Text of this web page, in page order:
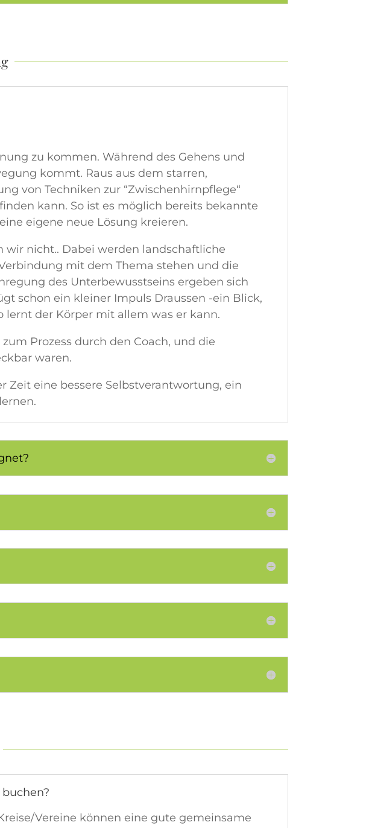
zu kommen. Während des Gehens und
kommt. Raus aus dem starren,
von Techniken zur “Zwischenhirnpflege“
kann. So ist es möglich bereits bekannte
eigene neue Lösung kreieren.
nicht.. Dabei werden landschaftliche
mit dem Thema stehen und die
des Unterbewusstseins ergeben sich
schon ein kleiner Impuls Draussen -ein Blick,
lernt der Körper mit allem was er kann.
Prozess durch den Coach, und die
waren.
Zeit eine bessere Selbstverantwortung, ein
Vereine können eine gute gemeinsame